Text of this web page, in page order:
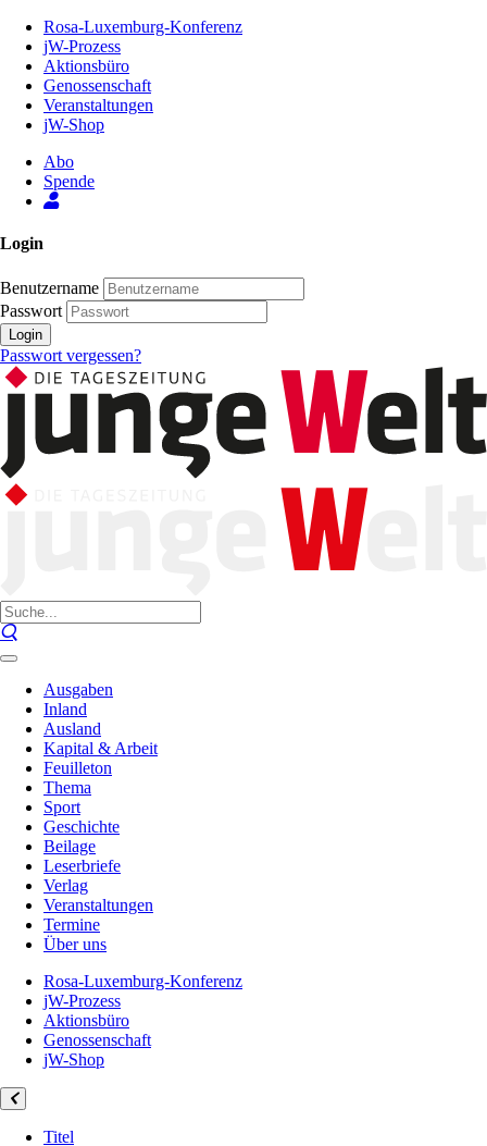
Inhalt
Seite
Rosa-Luxemburg-Konferenz
jW-Prozess
Aktionsbüro
Genossenschaft
Veranstaltungen
jW-Shop
Abo
Spende
Login
Benutzername
Passwort
Login
Passwort vergessen?
Ausgaben
Inland
Ausland
Kapital & Arbeit
Feuilleton
Thema
Sport
Geschichte
Beilage
Leserbriefe
Verlag
Veranstaltungen
Termine
Über uns
Rosa-Luxemburg-Konferenz
jW-Prozess
Aktionsbüro
Genossenschaft
jW-Shop
Titel